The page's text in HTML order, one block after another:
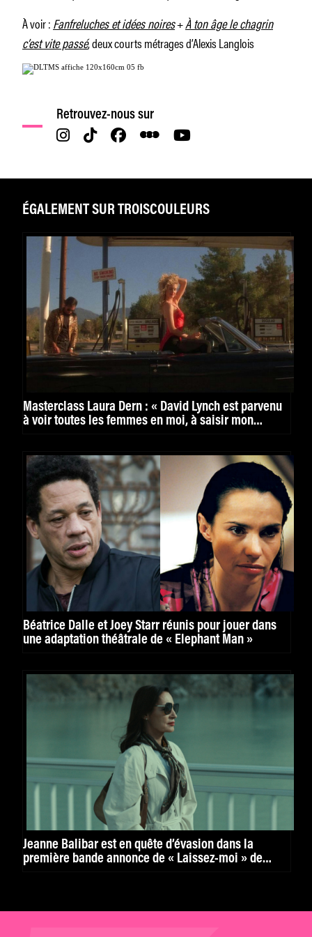
À voir :Fanfreluches et idées noires+À ton âge le chagrin
c’est vite passé, deux courts métrages d’Alexis Langlois
Retrouvez-nous sur
ÉGALEMENT SUR TROISCOULEURS
Masterclass Laura Dern : « David Lynch est parvenu
à voir toutes les femmes en moi, à saisir mon
Béatrice Dalle et Joey Starr réunis pour jouer dans
une adaptation théâtrale de « Elephant Man »
Jeanne Balibar est en quête d’évasion dans la
première bande annonce de « Laissez-moi » de